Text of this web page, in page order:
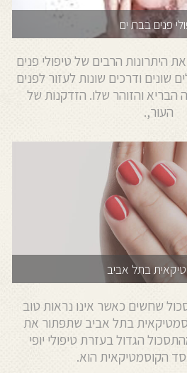
פנים בבת ים
היתרונות הרבים של טיפולי פנים
שונים ודרכים שונות לעזור לפנים
והזוהר שלו. הזדקנות של
העור,.
בתל אביב
שחשים כאשר אינו נראות טוב
בתל אביב שתפתור את
הגדול בעזרת טיפולי יופי
הקוסמטיקאית הוא.